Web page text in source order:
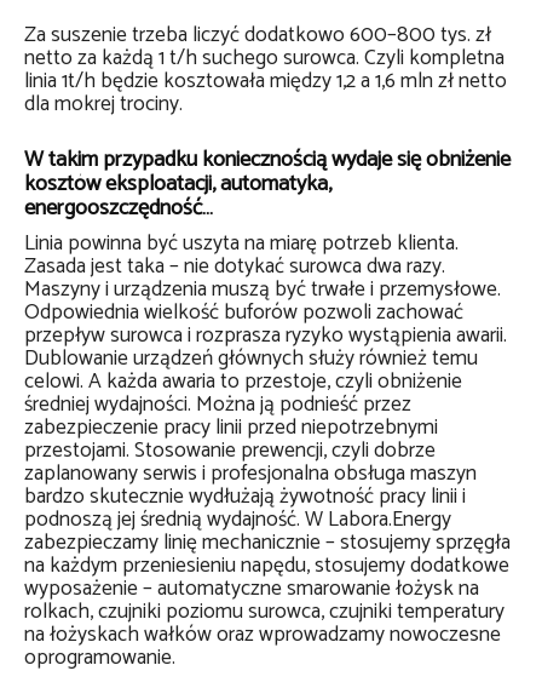
Za suszenie trzeba liczyć dodatkowo 600–800 tys. zł
netto za każdą 1 t/h suchego surowca. Czyli kompletna
linia 1t/h będzie kosztowała między 1,2 a 1,6 mln zł netto
dla mokrej trociny.
W takim przypadku koniecznością wydaje się obniżenie
kosztów eksploatacji, automatyka,
energooszczędność…
Linia powinna być uszyta na miarę potrzeb klienta.
Zasada jest taka – nie dotykać surowca dwa razy.
Maszyny i urządzenia muszą być trwałe i przemysłowe.
Odpowiednia wielkość buforów pozwoli zachować
przepływ surowca i rozprasza ryzyko wystąpienia awarii.
Dublowanie urządzeń głównych służy również temu
celowi. A każda awaria to przestoje, czyli obniżenie
średniej wydajności. Można ją podnieść przez
zabezpieczenie pracy linii przed niepotrzebnymi
przestojami. Stosowanie prewencji, czyli dobrze
zaplanowany serwis i profesjonalna obsługa maszyn
bardzo skutecznie wydłużają żywotność pracy linii i
podnoszą jej średnią wydajność. W Labora.Energy
zabezpieczamy linię mechanicznie – stosujemy sprzęgła
na każdym przeniesieniu napędu, stosujemy dodatkowe
wyposażenie – automatyczne smarowanie łożysk na
rolkach, czujniki poziomu surowca, czujniki temperatury
na łożyskach wałków oraz wprowadzamy nowoczesne
oprogramowanie.